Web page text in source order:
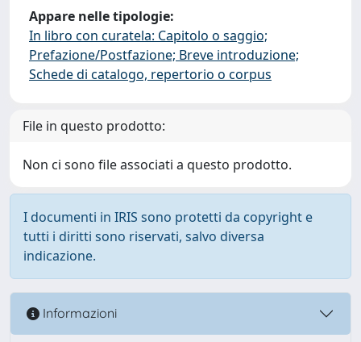
Appare nelle tipologie:
In libro con curatela: Capitolo o saggio;
Prefazione/Postfazione; Breve introduzione;
Schede di catalogo, repertorio o corpus
File in questo prodotto:
Non ci sono file associati a questo prodotto.
I documenti in IRIS sono protetti da copyright e
tutti i diritti sono riservati, salvo diversa
indicazione.
Informazioni